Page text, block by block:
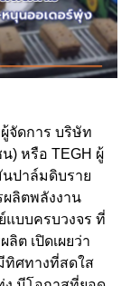
จัดการ บริษัท
) หรือ TEGH ผู้
ปาล์มดิบราย
ลิตพลังงาน
บบครบวงจร ที่
ต เปิดเผยว่า
ทิศทางที่สดใส